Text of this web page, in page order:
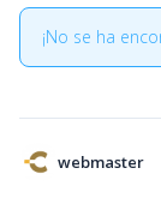
¡No se ha
webmaster